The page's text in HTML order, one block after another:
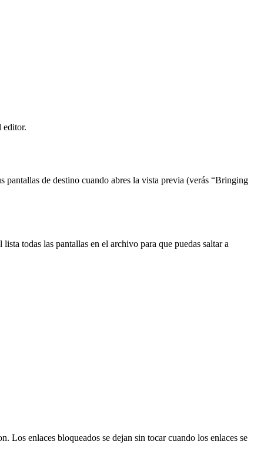
editor.
de destino cuando abres la vista previa (verás “Bringing
todas las pantallas en el archivo para que puedas saltar a
Los enlaces bloqueados se dejan sin tocar cuando los enlaces se